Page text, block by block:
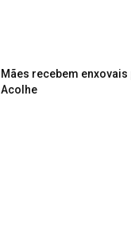
Mães recebem
Acolhe